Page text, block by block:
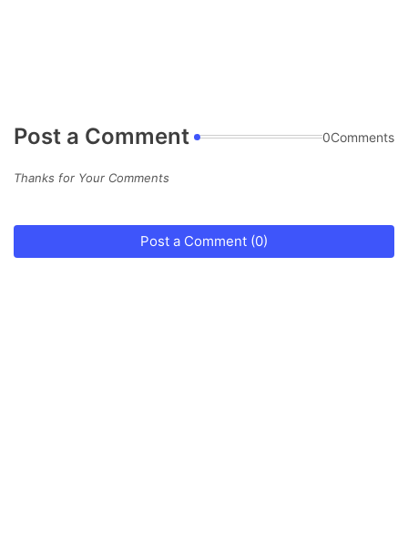
Post a Comment 0Comments
Thanks for Your Comments
Post a Comment (0)